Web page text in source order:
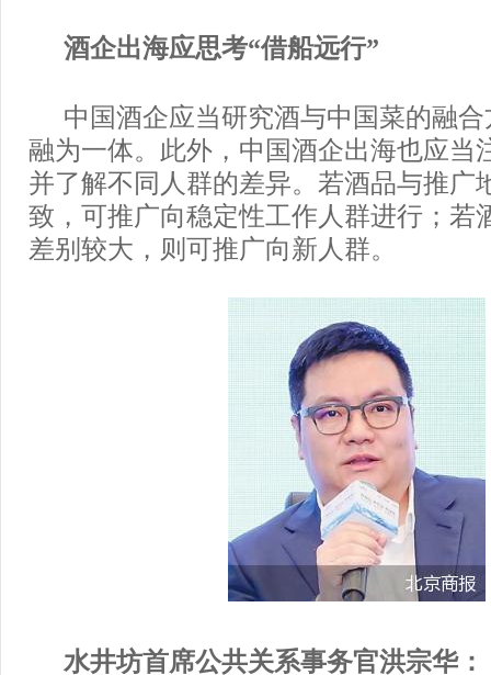
酒企出海应思考“借船远行”
中国酒企应当研究酒与中国菜的融
融为一体。此外，中国酒企出海也应当
并了解不同人群的差异。若酒品与推广
致，可推广向稳定性工作人群进行；若
差别较大，则可推广向新人群。
水井坊首席公共关系事务官洪宗华：